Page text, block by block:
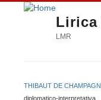
Lirica
LMR
Tu sei qui
THIBAUT DE
diplomatico-interpretativa